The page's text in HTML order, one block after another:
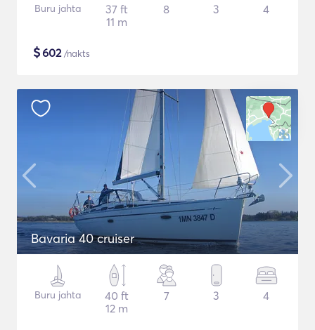
Buru jahta
37 ft
11 m
8 3 4
$602/nakts
Bavaria 40 cruiser
Buru jahta
40 ft
12 m
7 3 4